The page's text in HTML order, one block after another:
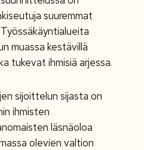
suuremmat
muassa kestävillä
tukevat ihmisiä arjessa.
sijoittelun sijasta on
ihmisten
läsnäoloa
olevien valtion